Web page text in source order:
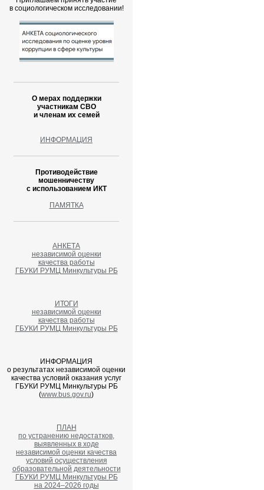
в социологическом исследовании!
О мерах поддержки
участникам СВО
и членам их семей
ИНФОРМАЦИЯ
Противодействие
мошенничеству
с использованием ИКТ
ПАМЯТКА
АНКЕТА
независимой оценки
качества работы
ГБУКИ РУМЦ Минкультуры РБ
ИТОГИ
независимой оценки
качества работы
ГБУКИ РУМЦ Минкультуры РБ
ИНФОРМАЦИЯ
о результатах независимой оценки
качества условий оказания услуг
ГБУКИ РУМЦ Минкультуры РБ
(www.bus.gov.ru)
ПЛАН
по устранению недостатков,
выявленных в ходе
независимой оценки качества
условий осуществления
образовательной деятельности
ГБУКИ РУМЦ Минкультуры РБ
на 2024–2026 годы